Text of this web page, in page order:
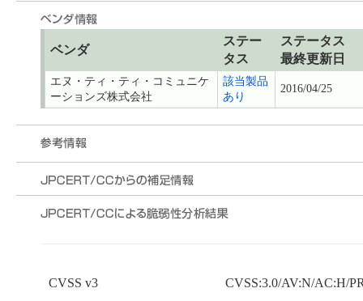
ベンダ
ステー
タス
ステータス
最終更新日
エヌ・ティ・ティ・コミュニケ
ーションズ株式会社
該当製品
あり
2016/04/25
CVSS v3 CVSS:3.0/AV:N/AC:H/